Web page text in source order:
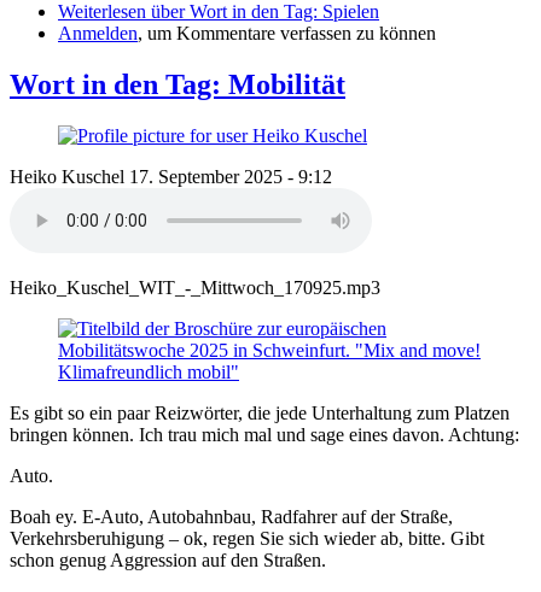
Weiterlesen über Wort in den Tag: Spielen
Anmelden, um Kommentare verfassen zu können
Wort in den Tag: Mobilität
Heiko Kuschel 17. September 2025 - 9:12
Heiko_Kuschel_WIT_-_Mittwoch_170925.mp3
Es gibt so ein paar Reizwörter, die jede Unterhaltung zum Platzen
bringen können. Ich trau mich mal und sage eines davon. Achtung:
Auto.
Boah ey. E-Auto, Autobahnbau, Radfahrer auf der Straße,
Verkehrsberuhigung – ok, regen Sie sich wieder ab, bitte. Gibt
schon genug Aggression auf den Straßen.